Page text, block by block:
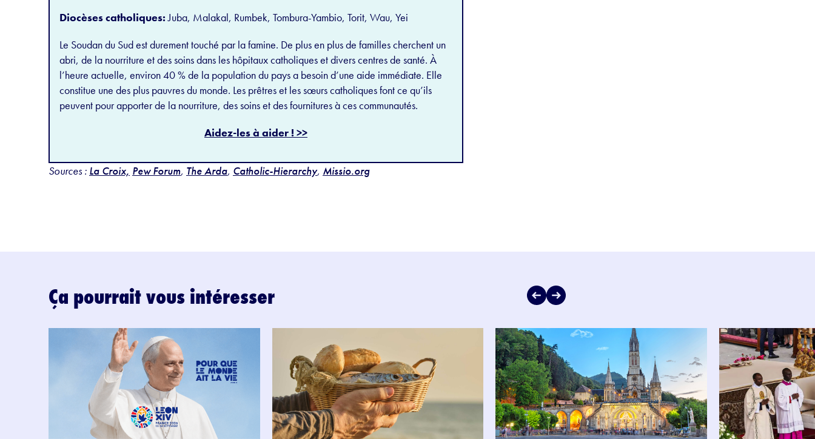
Diocèses catholiques:Juba, Malakal, Rumbek, Tombura-Yambio, Torit, Wau, Yei
Le Soudan du Sud est durement touché par la famine. De plus en plus de familles cherchent un
abri, de la nourriture et des soins dans les hôpitaux catholiques et divers centres de santé. À
l’heure actuelle, environ 40 % de la population du pays a besoin d’une aide immédiate. Elle
constitue une des plus pauvres du monde. Les prêtres et les sœurs catholiques font ce qu’ils
peuvent pour apporter de la nourriture, des soins et des fournitures à ces communautés.
Aidez-les à aider ! >>
Sources : La Croix, Pew Forum, The Arda, Catholic-Hierarchy, Missio.org
Ça pourrait vous intéresser